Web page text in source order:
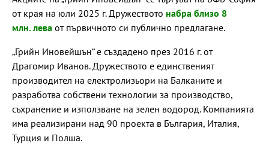
от края на юли 2025 г. Дружеството набра близо 8
млн. лева от първичното си публично предлагане.
„Грийн Иновейшън“ е създадено през 2016 г. от
Драгомир Иванов. Дружеството е единственият
производител на електролизьори на Балканите и
разработва собствени технологии за производство,
съхранение и използване на зелен водород. Компанията
има реализирани над 90 проекта в България, Италия,
Турция и Полша.